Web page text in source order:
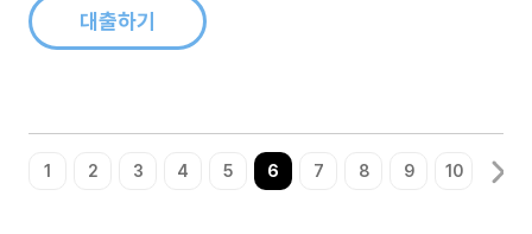
작가), 홍..대출하기
1 2 3 4 5 6 7 8 9 10